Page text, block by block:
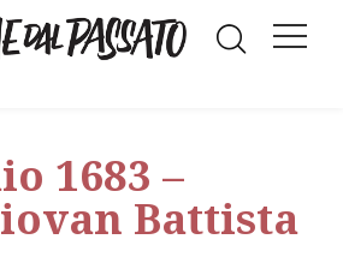
1683 –
Battista